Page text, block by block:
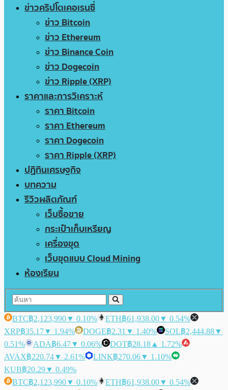
ข่าวคริปโตเคอเรนซี่
ข่าว Bitcoin
ข่าว Ethereum
ข่าว Binance Coin
ข่าว Dogecoin
ข่าว Ripple (XRP)
ราคาและการวิเคราะห์
ราคา Bitcoin
ราคา Ethereum
ราคา Dogecoin
ราคา Ripple (XRP)
ปฏิทินเศรษฐกิจ
บทความ
รีวิวผลิตภัณฑ์
เว็บซื้อขาย
กระเป๋าเก็บเหรียญ
เครื่องขุด
เว็บขุดแบบ Cloud Mining
ห้องเรียน
BTC฿2,123,990▼ 0.10% ETH฿61,938.00▼ 0.54%
XRP฿35.17▼ 1.94% DOGE฿2.31 ▼ 1.40% SOL฿2,444.88▼
0.51%
ADA฿6.47▼ 0.06% DOT฿28.18 ▲ 1.72%
AVAX฿220.74▼ 2.61% LINK฿270.06▼ 1.10%
KUB฿20.29▼ 0.49%
BTC฿2,123,990▼ 0.10% ETH฿61,938.00▼ 0.54%